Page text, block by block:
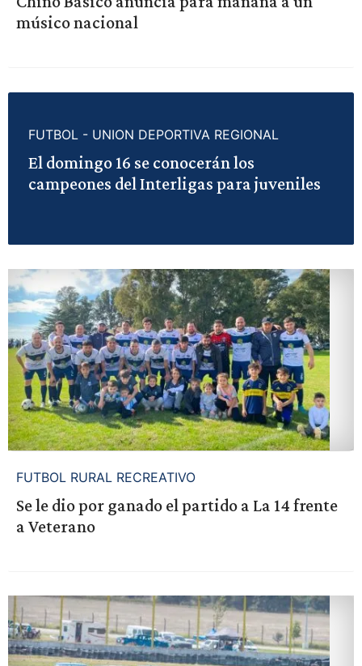
músico nacional
FUTBOL - UNION DEPORTIVA REGIONAL
El domingo 16 se conocerán los
campeones del Interligas para juveniles
FUTBOL RURAL RECREATIVO
Se le dio por ganado el partido a La 14 frente
a Veterano